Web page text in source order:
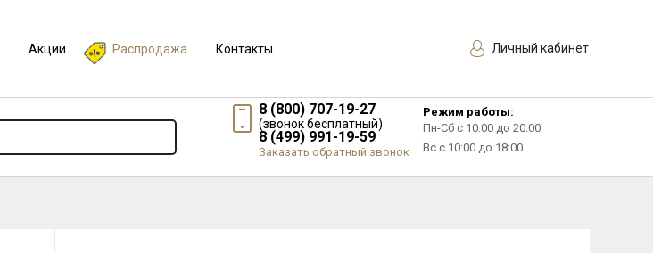
Акции Распродажа Контакты Личный кабинет
8 (800) 707-19-27
(звонок бесплатный)
8 (499) 991-19-59
Заказать обратный звонок
Режим работы:
Пн-Сб с 10:00 до 20:00
Вс с 10:00 до 18:00